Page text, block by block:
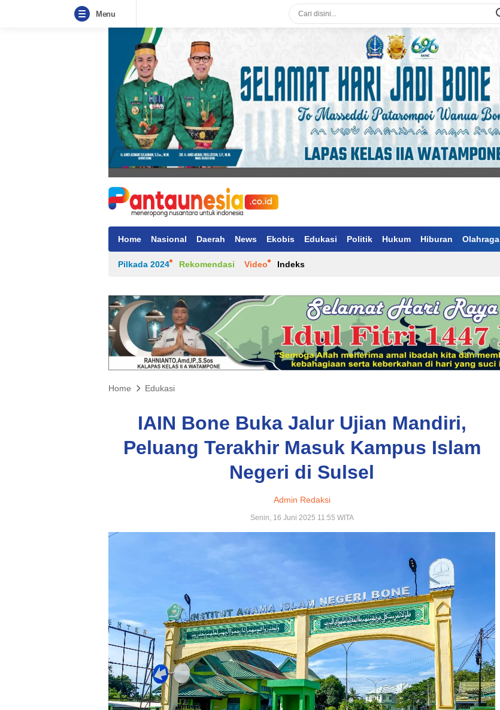
Menu
Home Nasional Daerah News Ekobis Edukasi Politik Hukum Hiburan Olahraga
Pilkada 2024 Rekomendasi Video Indeks
Home Edukasi
IAIN Bone Buka Jalur Ujian Mandiri,
Peluang Terakhir Masuk Kampus Islam
Negeri di Sulsel
Admin Redaksi
Senin, 16 Juni 2025 11:55 WITA